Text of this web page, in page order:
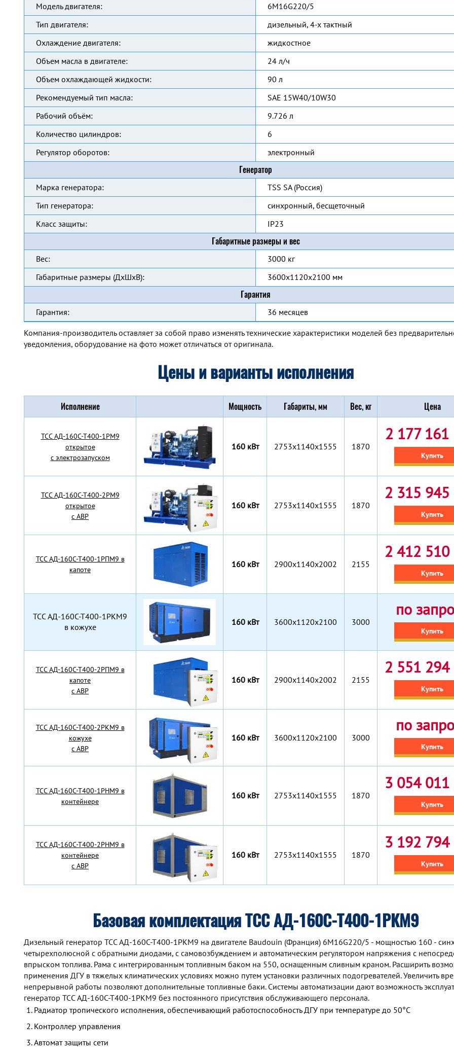
Модель двигателя:
6M16G220/5
Тип двигателя:
дизельный, 4-х тактный
Охлаждение двигателя:
жидкостное
Объем масла в двигателе:
24 л/ч
Объем охлаждающей жидкости:
90 л
Рекомендуемый тип масла:
SAE 15W40/10W30
Рабочий объём:
9.726 л
Количество цилиндров:
6
Регулятор оборотов:
электронный
Генератор
Марка генератора:
TSS SA (Россия)
Тип генератора:
синхронный, бесщеточный
Класс защиты:
IP23
Габаритные размеры и вес
Вес:
3000 кг
Габаритные размеры (ДхШхВ):
3600x1120x2100 мм
Гарантия
Гарантия: 36 месяцев
Компания-производитель оставляет за собой право изменять технические характеристики моделей без
уведомления, оборудование на фото может отличаться от оригинала.
Цены и варианты исполнения
Исполнение Мощность Габариты, мм Вес, кг Цена
TCC АД-160С-Т400-1РМ9
открытое
с электрозапуском
160 кВт 2753x1140x1555 1870
2 177 161
Купить
TCC АД-160С-Т400-2РМ9
открытое
с АВР
160 кВт 2753x1140x1555 1870
2 315 945
Купить
TCC АД-160С-Т400-1РПМ9 в
капоте
160 кВт 2900x1140x2002 2155
2 412 510
Купить
TCC АД-160С-Т400-1РКМ9
в кожухе
160 кВт 3600x1120x2100 3000
по
Купить
TCC АД-160С-Т400-2РПМ9 в
капоте
с АВР
160 кВт 2900x1140x2002 2155
2 551 294
Купить
TCC АД-160С-Т400-2РКМ9 в
кожухе
с АВР
160 кВт 3600x1120x2100 3000
по
Купить
TCC АД-160С-Т400-1РНМ9 в
контейнере
160 кВт 2753x1140x1555 1870
3 054 011
Купить
TCC АД-160С-Т400-2РНМ9 в
контейнере
с АВР
160 кВт 2753x1140x1555 1870
3 192 794
Купить
Базовая комплектация ТСС АД-160С-Т400-1РКМ9
Дизельный генератор TCC АД-160С-Т400-1РКМ9 на двигателе Baudouin (Франция) 6M16G220/5 - мощностью 160 -
четырехполюсной с обратными диодами, с самовозбуждением и автоматическим регулятором напряжения с
впрыском топлива. Рама с интегрированным топливным баком на 550, оснащенным сливным краном. Расширить
применения ДГУ в тяжелых климатических условиях можно путем установки различных подогревателей. Увеличить
непрерывной работы позволяют дополнительные топливные баки. Системы автоматизации дают возможность
генератор TCC АД-160С-Т400-1РКМ9 без постоянного присутствия обслуживающего персонала.
Радиатор тропического исполнения, обеспечивающий работоспособность ДГУ при температуре до 50°С
Контроллер управления
Автомат защиты сети